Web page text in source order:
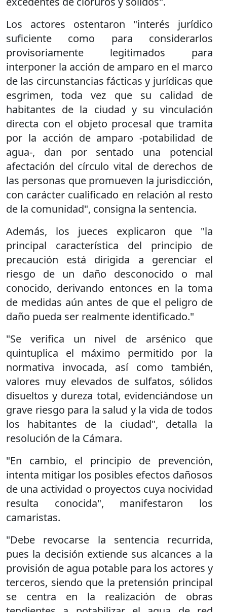
Los actores ostentaron "interés jurídico
suficiente como para considerarlos
provisoriamente legitimados para
interponer la acción de amparo en el marco
de las circunstancias fácticas y jurídicas que
esgrimen, toda vez que su calidad de
habitantes de la ciudad y su vinculación
directa con el objeto procesal que tramita
por la acción de amparo -potabilidad de
agua-, dan por sentado una potencial
afectación del círculo vital de derechos de
las personas que promueven la jurisdicción,
con carácter cualificado en relación al resto
de la comunidad", consigna la sentencia.
Además, los jueces explicaron que "la
principal característica del principio de
precaución está dirigida a gerenciar el
riesgo de un daño desconocido o mal
conocido, derivando entonces en la toma
de medidas aún antes de que el peligro de
daño pueda ser realmente identificado."
"Se verifica un nivel de arsénico que
quintuplica el máximo permitido por la
normativa invocada, así como también,
valores muy elevados de sulfatos, sólidos
disueltos y dureza total, evidenciándose un
grave riesgo para la salud y la vida de todos
los habitantes de la ciudad", detalla la
resolución de la Cámara.
"En cambio, el principio de prevención,
intenta mitigar los posibles efectos dañosos
de una actividad o proyectos cuya nocividad
resulta conocida", manifestaron los
camaristas.
"Debe revocarse la sentencia recurrida,
pues la decisión extiende sus alcances a la
provisión de agua potable para los actores y
terceros, siendo que la pretensión principal
se centra en la realización de obras